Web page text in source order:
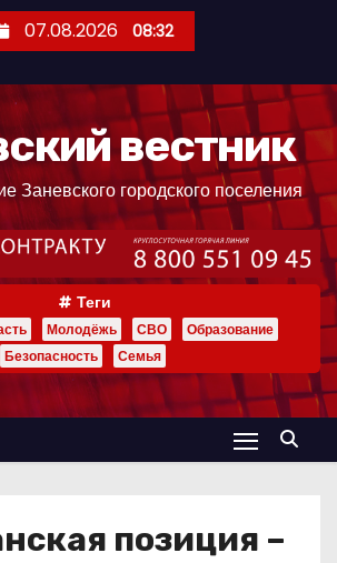
07.08.2026 08:32
вестник
Заневского городского поселения
Теги
Молодёжь СВО
Образование
Безопасность
Семья
позиция –